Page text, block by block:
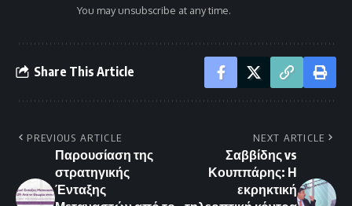
You may unsubscribe at any time.
Share This Article
PREVIOUS ARTICLE
Παρουσίαση της
στρατηγικής
Ένταξης
NEXT ARTICLE
Σαββίδης vs
Κουππάρης: Η
εκρηκτική